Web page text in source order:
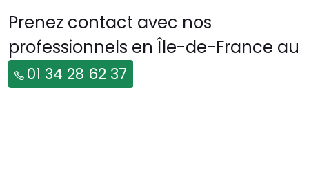
Prenez contact avec nos
professionnels en Île-de-France au
01 34 28 62 37